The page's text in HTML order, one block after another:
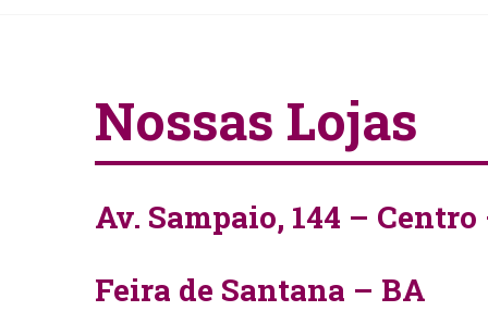
Nossas Lojas
Av. Sampaio, 144 – Centro
Feira de Santana – BA